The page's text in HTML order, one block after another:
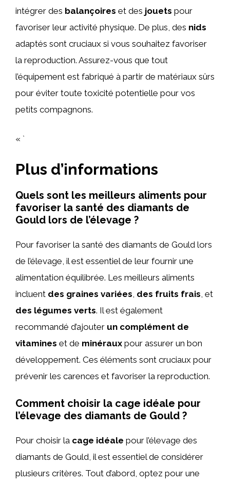
intégrer des balançoires et des jouets pour
favoriser leur activité physique. De plus, des nids
adaptés sont cruciaux si vous souhaitez favoriser
la reproduction. Assurez-vous que tout
l’équipement est fabriqué à partir de matériaux sûrs
pour éviter toute toxicité potentielle pour vos
petits compagnons.
« `
Plus d’informations
Quels sont les meilleurs aliments pour
favoriser la santé des diamants de
Gould lors de l’élevage ?
Pour favoriser la santé des diamants de Gould lors
de l’élevage, il est essentiel de leur fournir une
alimentation équilibrée. Les meilleurs aliments
incluent des graines variées des fruits frais , et
des légumes verts. Il est également
recommandé d’ajouter un complément de
vitamines et de minéraux pour assurer un bon
développement. Ces éléments sont cruciaux pour
prévenir les carences et favoriser la reproduction.
Comment choisir la cage idéale pour
l’élevage des diamants de Gould ?
Pour choisir la cage idéale pour l’élevage des
diamants de Gould, il est essentiel de considérer
plusieurs critères. Tout d’abord, optez pour une